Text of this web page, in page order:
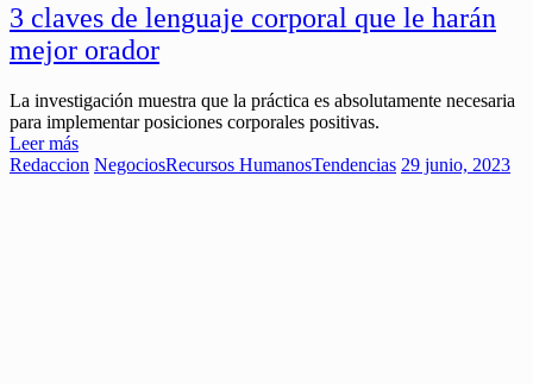
3 claves de lenguaje corporal que le harán
mejor orador
La investigación muestra que la práctica es absolutamente necesaria
para implementar posiciones corporales positivas.
Leer más
Redaccion NegociosRecursos HumanosTendencias 29 junio, 2023